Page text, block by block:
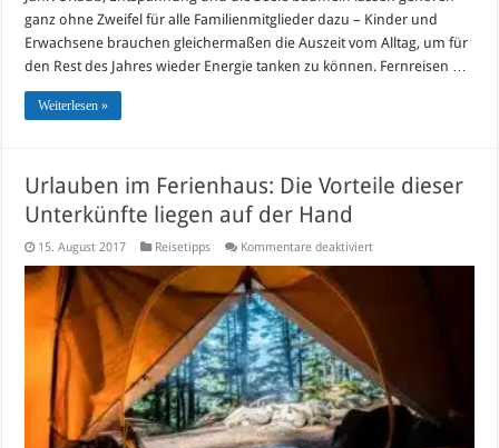
ganz ohne Zweifel für alle Familienmitglieder dazu – Kinder und
Erwachsene brauchen gleichermaßen die Auszeit vom Alltag, um für
den Rest des Jahres wieder Energie tanken zu können. Fernreisen …
Weiterlesen »
Urlauben im Ferienhaus: Die Vorteile dieser
Unterkünfte liegen auf der Hand
15. August 2017 Reisetipps Kommentare deaktiviertfür
Unterkünfte
liegen
auf
der
Hand